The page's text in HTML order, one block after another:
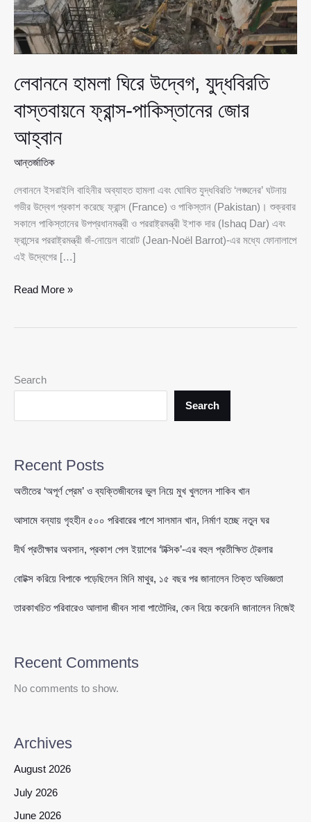
লেবাননে হামলা ঘিরে উদ্বেগ, যুদ্ধবিরতি
বাস্তবায়নে ফ্রান্স-পাকিস্তানের জোর
আহ্বান
আন্তর্জাতিক
লেবাননে ইসরাইলি বাহিনীর অব্যাহত হামলা এবং ঘোষিত যুদ্ধবিরতি ‘লঙ্ঘনের’ ঘটনায়
গভীর উদ্বেগ প্রকাশ করেছে ফ্রান্স (France) ও পাকিস্তান (Pakistan)। শুক্রবার
সকালে পাকিস্তানের উপপ্রধানমন্ত্রী ও পররাষ্ট্রমন্ত্রী ইশাক দার (Ishaq Dar) এবং
ফ্রান্সের পররাষ্ট্রমন্ত্রী জঁ-নোয়েল বারোট (Jean-Noël Barrot)-এর মধ্যে ফোনালাপে
এই উদ্বেগের […]
লেবাননে
ফ্রান্স-
জোর
Read More »
Search
Search
Recent Posts
অতীতের ‘অপূর্ণ প্রেম’ ও ব্যক্তিজীবনের ভুল নিয়ে মুখ খুললেন শাকিব খান
আসামে বন্যায় গৃহহীন ৫০০ পরিবারের পাশে সালমান খান, নির্মাণ হচ্ছে নতুন ঘর
দীর্ঘ প্রতীক্ষার অবসান, প্রকাশ পেল ইয়াশের ‘টক্সিক’-এর বহুল প্রতীক্ষিত ট্রেলার
বোটক্স করিয়ে বিপাকে পড়েছিলেন মিনি মাথুর, ১৫ বছর পর জানালেন তিক্ত অভিজ্ঞতা
তারকাখচিত পরিবারেও আলাদা জীবন সাবা পাতৌদির, কেন বিয়ে করেননি জানালেন নিজেই
Recent Comments
No comments to show.
Archives
August 2026
July 2026
June 2026